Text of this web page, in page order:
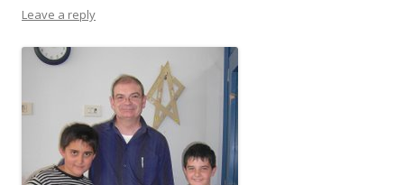
Leave a reply